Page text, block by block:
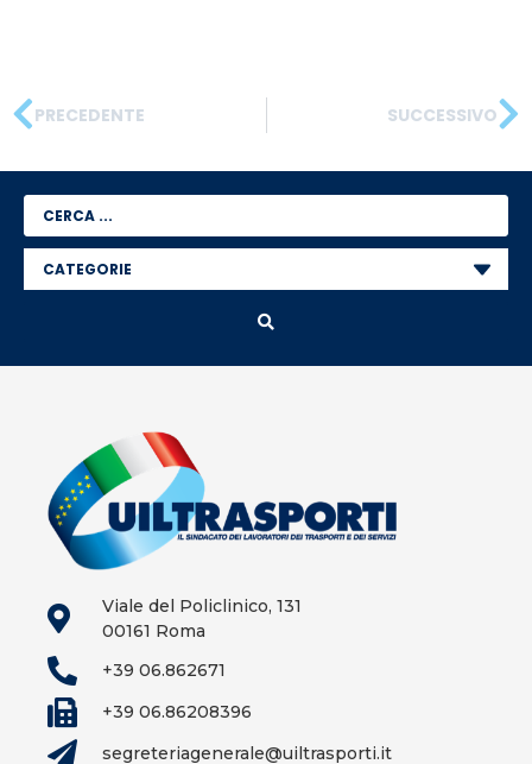
PRECEDENTE SUCCESSIVO
Viale del Policlinico, 131
00161 Roma
+39 06.862671
+39 06.86208396
segreteriagenerale@uiltrasporti.it